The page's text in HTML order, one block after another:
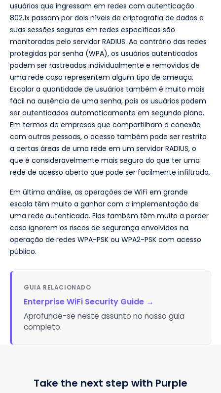
usuários que ingressam em redes com autenticação
802.1x passam por dois níveis de criptografia de dados e
suas sessões seguras em redes específicas são
monitoradas pelo servidor RADIUS. Ao contrário das redes
protegidas por senha (WPA), os usuários autenticados
podem ser rastreados individualmente e removidos de
uma rede caso representem algum tipo de ameaça.
Escalar a quantidade de usuários também é muito mais
fácil na ausência de uma senha, pois os usuários podem
ser autenticados automaticamente em segundo plano.
Em termos de empresas que compartilham a conexão
com outras pessoas, o acesso também pode ser restrito
a certas áreas de uma rede em um servidor RADIUS, o
que é consideravelmente mais seguro do que ter uma
rede de acesso aberto que pode ser facilmente infiltrada.
Em última análise, as operações de WiFi em grande
escala têm muito a ganhar com a implementação de
uma rede autenticada. Elas também têm muito a perder
caso ignorem os riscos de segurança envolvidos na
operação de redes WPA-PSK ou WPA2-PSK com acesso
público.
GUIA RELACIONADO
Enterprise WiFi Security Guide →
Aprofunde-se neste assunto no nosso guia
completo.
Take the next step with Purple